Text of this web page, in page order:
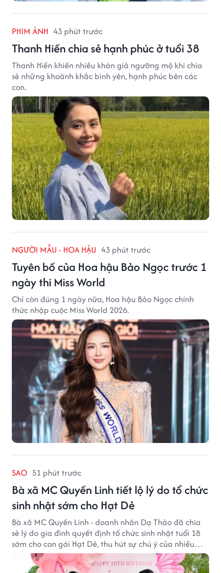
PHIM ẢNH 43 phút trước
Thanh Hiền chia sẻ hạnh phúc ở tuổi 38
Thanh Hiền khiến nhiều khán giả ngưỡng mộ khi chia
sẻ những khoảnh khắc bình yên, hạnh phúc bên các
con.
NGƯỜI MẪU - HOA HẬU 43 phút trước
Tuyên bố của Hoa hậu Bảo Ngọc trước 1
ngày thi Miss World
Chỉ còn đúng 1 ngày nữa, Hoa hậu Bảo Ngọc chính
thức nhập cuộc Miss World 2026.
SAO 51 phút trước
Bà xã MC Quyền Linh tiết lộ lý do tổ chức
sinh nhật sớm cho Hạt Dẻ
Bà xã MC Quyền Linh - doanh nhân Dạ Thảo đã chia
sẻ lý do gia đình quyết định tổ chức sinh nhật tuổi 18
sớm cho con gái Hạt Dẻ, thu hút sự chú ý của nhiều
người hâm mộ.